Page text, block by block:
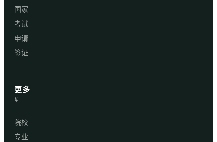
国家
考试
申请
签证
更多
#
院校
专业